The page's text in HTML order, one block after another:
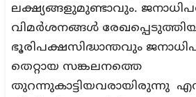
ലക്ഷ്യങ്ങളുമുണ്ടാവും.
വിമർശനങ്ങൾ
ഭൂരിപക്ഷസിദ്ധാന്തവും
തെറ്റായ സങ്കലനത്തെ
തുറന്നുകാട്ടിയവരായിരുന്നു